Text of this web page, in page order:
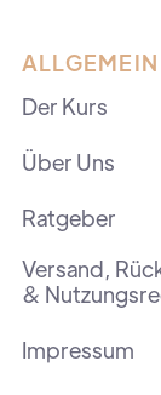
ALLGEMEIN
Der Kurs
Über Uns
Ratgeber
Versand,
&
Impressum